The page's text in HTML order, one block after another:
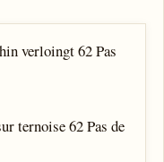
verloingt 62 Pas
ternoise 62 Pas de